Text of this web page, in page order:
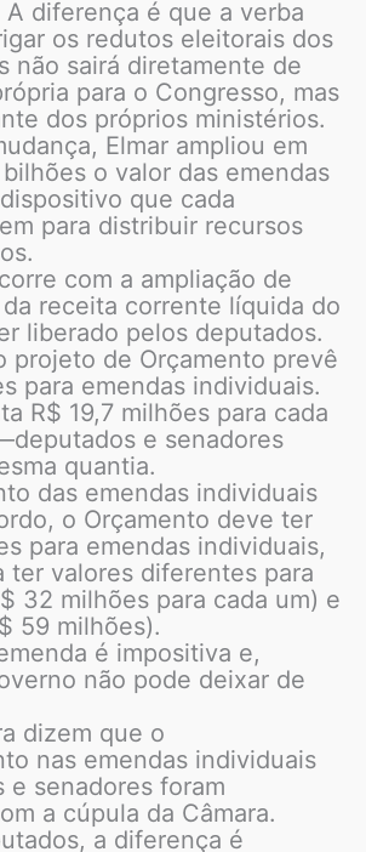
A diferença é que a verba
os redutos eleitorais dos
não sairá diretamente de
para o Congresso, mas
dos próprios ministérios.
Elmar ampliou em
o valor das emendas
que cada
para distribuir recursos
com a ampliação de
da receita corrente líquida do
liberado pelos deputados.
projeto de Orçamento prevê
para emendas individuais.
R$ 19,7 milhões para cada
e senadores
quantia.
das emendas individuais
o Orçamento deve ter
para emendas individuais,
ter valores diferentes para
32 milhões para cada um) e
59 milhões).
é impositiva e,
não pode deixar de
dizem que o
nas emendas individuais
e senadores foram
a cúpula da Câmara.
a diferença é